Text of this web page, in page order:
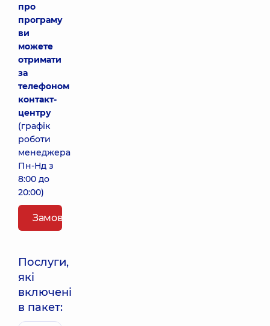
про
програму
ви
можете
отримати
за
телефоном
контакт-
центру
(графік
роботи
менеджера
Пн-Нд з
8:00 до
20:00)
Замовити пакет
Послуги,
які
включені
в пакет: